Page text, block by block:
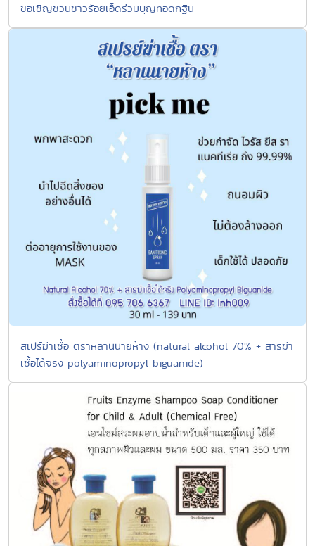
ขอเชิญชวนชาวร้อยเอ็ดร่วมบุญทอดกฐิน
สเปร์ฆ่าเชื้อ ตราหลานนายห้าง (natural alcohol 70% + สารฆ่า
เชื้อได้จริง polyaminopropyl biguanide)